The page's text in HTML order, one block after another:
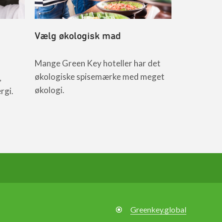
Vælg økologisk mad
Mange Green Key hoteller har det
økologiske spisemærke med meget
økologi.
Greenkey.global